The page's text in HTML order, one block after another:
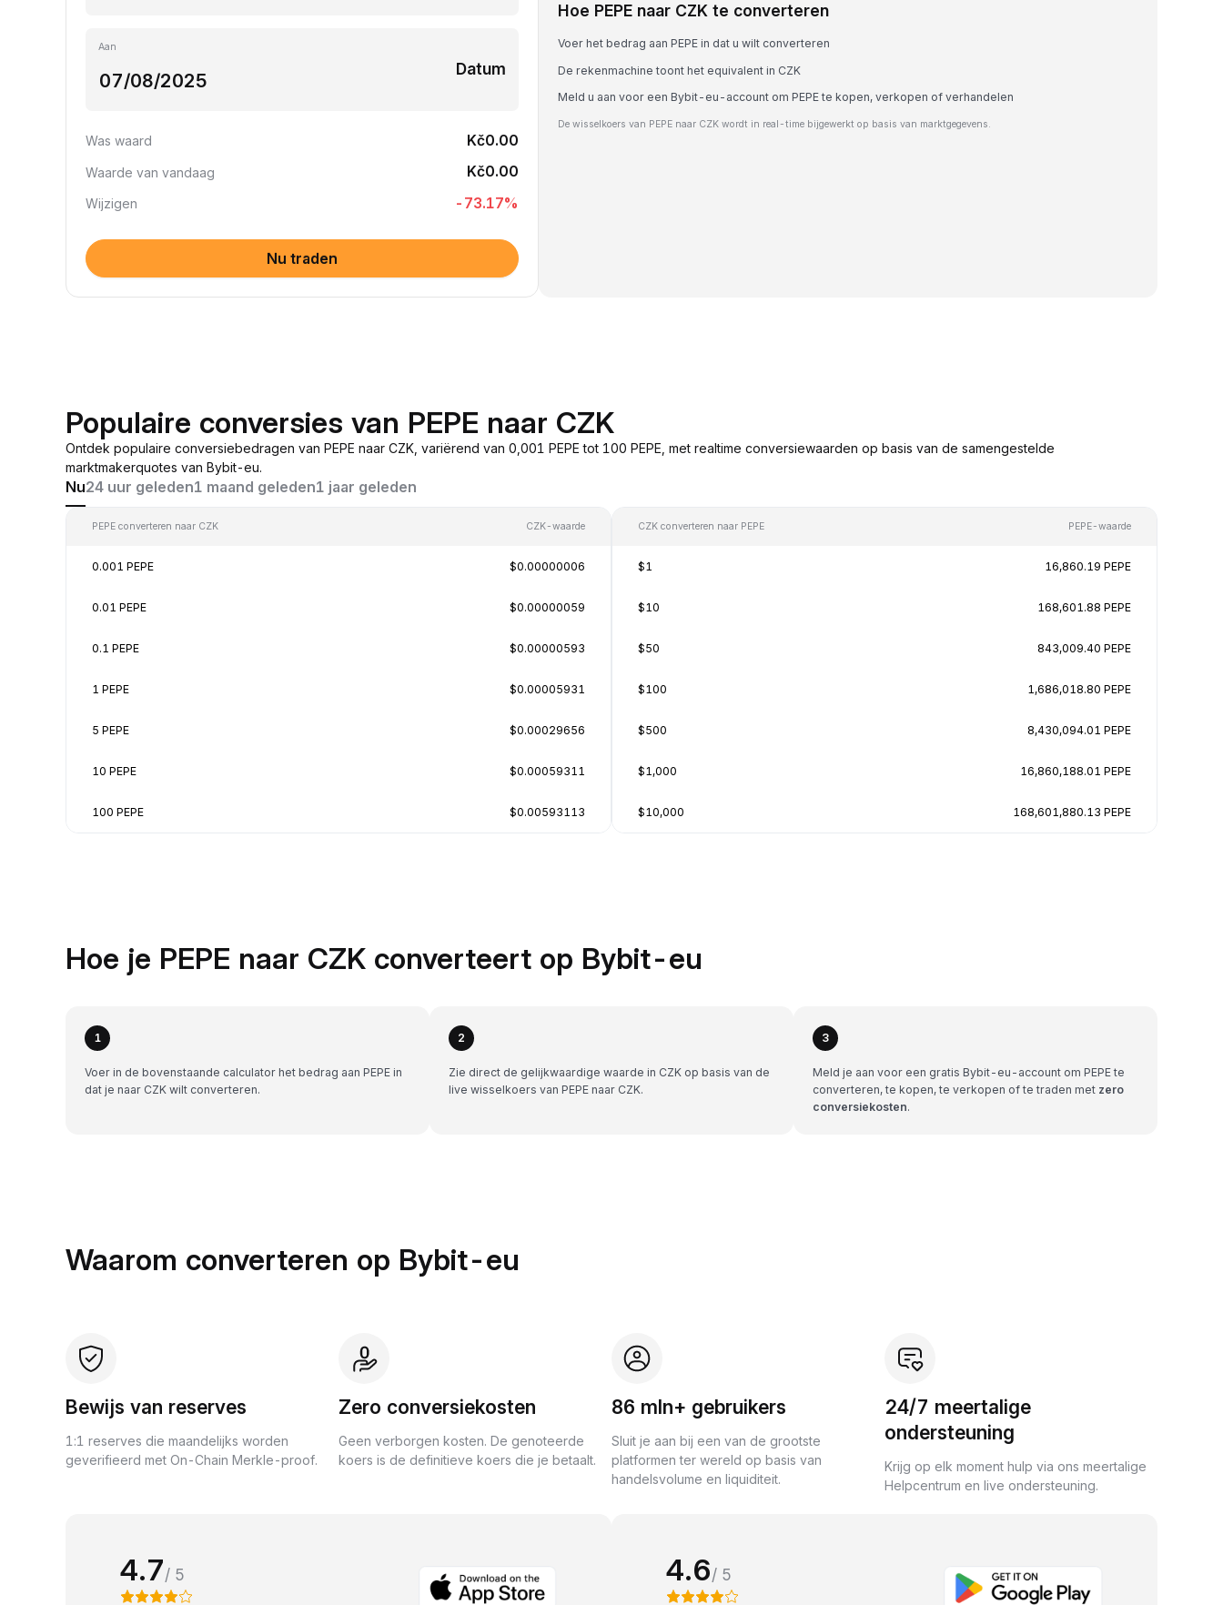
Aan
Datum
Was waard Kč0.00
Waarde van vandaag Kč0.00
Wijzigen -73.17%
Nu traden
Hoe PEPE naar CZK te converteren
Voer het bedrag aan PEPE in dat u wilt converteren
De rekenmachine toont het equivalent in CZK
Meld u aan voor een Bybit-eu-account om PEPE te kopen, verkopen of verhandelen
De wisselkoers van PEPE naar CZK wordt in real-time bijgewerkt op basis van marktgegevens.
Populaire conversies van PEPE naar CZK
Ontdek populaire conversiebedragen van PEPE naar CZK, variërend van 0,001 PEPE tot 100 PEPE, met realtime conversiewaarden op basis van de samengestelde
marktmakerquotes van Bybit-eu.
Nu24 uur geleden1 maand geleden1 jaar geleden
PEPE converteren naar CZK CZK-waarde
0.001 PEPE $0.00000006
0.01 PEPE $0.00000059
0.1 PEPE $0.00000593
1 PEPE $0.00005931
5 PEPE $0.00029656
10 PEPE $0.00059311
100 PEPE $0.00593113
CZK converteren naar PEPE PEPE-waarde
$1 16,860.19 PEPE
$10 168,601.88 PEPE
$50 843,009.40 PEPE
$100 1,686,018.80 PEPE
$500 8,430,094.01 PEPE
$1,000 16,860,188.01 PEPE
$10,000 168,601,880.13 PEPE
Hoe je PEPE naar CZK converteert op Bybit-eu
1
Voer in de bovenstaande calculator het bedrag aan PEPE in
dat je naar CZK wilt converteren.
2
Zie direct de gelijkwaardige waarde in CZK op basis van de
live wisselkoers van PEPE naar CZK.
3
Meld je aan voor een gratis Bybit-eu-account om PEPE te
converteren, te kopen, te verkopen of te traden met zero
conversiekosten.
Waarom converteren op Bybit-eu
Bewijs van reserves
1:1 reserves die maandelijks worden
geverifieerd met On-Chain Merkle-proof.
Zero conversiekosten
Geen verborgen kosten. De genoteerde
koers is de definitieve koers die je betaalt.
86 mln+ gebruikers
Sluit je aan bij een van de grootste
platformen ter wereld op basis van
handelsvolume en liquiditeit.
24/7 meertalige
ondersteuning
Krijg op elk moment hulp via ons meertalige
Helpcentrum en live ondersteuning.
4.7/ 5 4.6/ 5